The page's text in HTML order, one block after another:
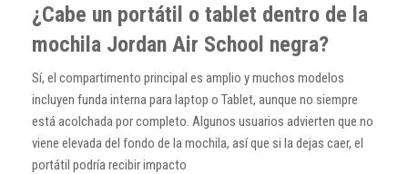
¿Cabe un portátil o tablet dentro de la
mochila Jordan Air School negra?
Sí, el compartimento principal es amplio y muchos modelos
incluyen funda interna para laptop o Tablet, aunque no siempre
está acolchada por completo. Algunos usuarios advierten que no
viene elevada del fondo de la mochila, así que si la dejas caer, el
portátil podría recibir impacto